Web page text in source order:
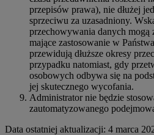
przepisów prawa), nie dłużej
sprzeciwu za uzasadniony.
przechowywania danych mogą
mające zastosowanie w
przewidują dłuższe okresy
przypadku natomiast, gdy
osobowych odbywa się na
jej skutecznego wycofania.
Administrator nie będzie
zautomatyzowanego
Data ostatniej aktualizacji: 4 marca